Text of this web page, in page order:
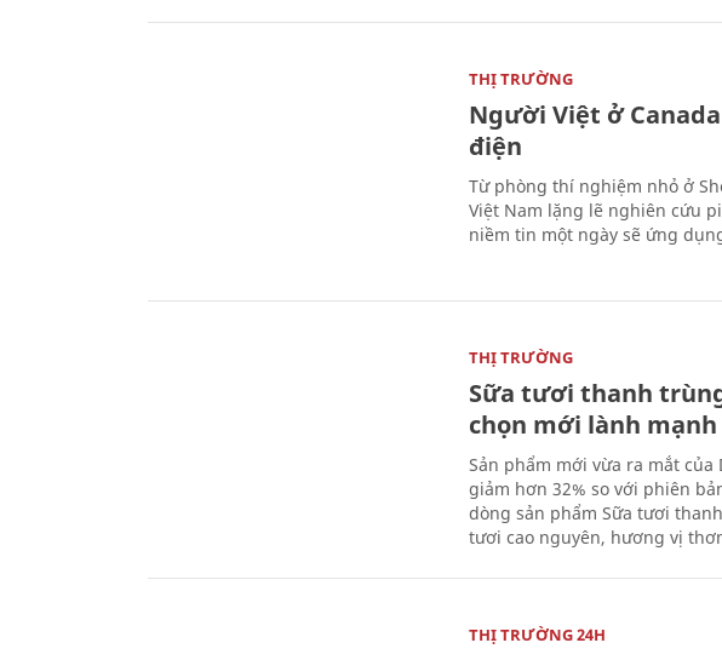
THỊ TRƯỜNG
Người Việt ở
điện
Từ phòng thí nghiệm nhỏ ở
Việt Nam lặng lẽ nghiên cứu
niềm tin một ngày sẽ ứng
THỊ TRƯỜNG
Sữa tươi thanh
chọn mới lành
Sản phẩm mới vừa ra mắt
giảm hơn 32% so với phiên
dòng sản phẩm Sữa tươi
tươi cao nguyên, hương vị
THỊ TRƯỜNG 24H